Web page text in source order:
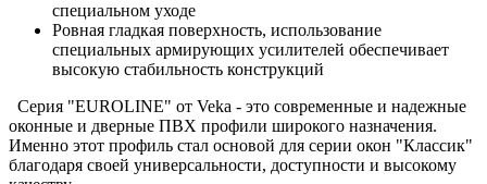
специальном уходе
Ровная гладкая поверхность, использование
специальных армирующих усилителей обеспечивает
высокую стабильность конструкций
Серия "EUROLINE" от Veka - это современные и надежные
оконные и дверные ПВХ профили широкого назначения.
Именно этот профиль стал основой для серии окон "Классик"
благодаря своей универсальности, доступности и высокому